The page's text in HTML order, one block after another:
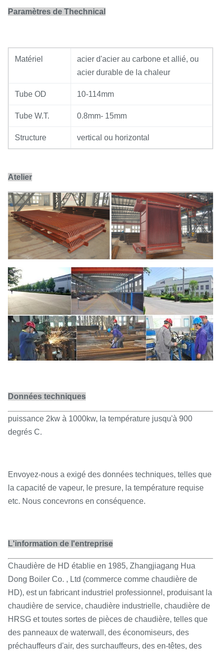
Paramètres de Thechnical
Matériel
acier d'acier au carbone et allié, ou
acier durable de la chaleur
Tube OD 10-114mm
Tube W.T. 0.8mm- 15mm
Structure vertical ou horizontal
Atelier
Données techniques
puissance 2kw à 1000kw, la température jusqu'à 900
degrés C.
Envoyez-nous a exigé des données techniques, telles que
la capacité de vapeur, le presure, la température requise
etc. Nous concevrons en conséquence.
L'information de l'entreprise
Chaudière de HD établie en 1985, Zhangjiagang Hua
Dong Boiler Co. , Ltd (commerce comme chaudière de
HD), est un fabricant industriel professionnel, produisant la
chaudière de service, chaudière industrielle, chaudière de
HRSG et toutes sortes de pièces de chaudière, telles que
des panneaux de waterwall, des économiseurs, des
préchauffeurs d'air, des surchauffeurs, des en-têtes, des